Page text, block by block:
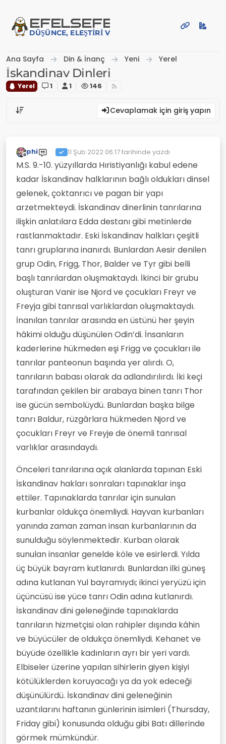
EFELSEFE
DÜŞÜNCE, ELEŞTIRI VE PAYLAŞIM PLATFORMU
Ana Sayfa Din & İnanç Yeni Yerel
İskandinav Dinleri
Yerel 1 1 146
Cevaplamak için giriş yapın
Çevrimdışı
phi 11 Şub 2022 06:17tarihinde yazdı
Son düzenleyen:
M.S. 9.-10. yüzyıllarda Hıristiyanlığı kabul edene
kadar İskandinav halklarının bağlı oldukları dinsel
gelenek, çoktanrıcı ve pagan bir yapı
arzetmekteydi. İskandinav dinerlinin tanrılarına
ilişkin anlatılara Edda destanı gibi metinlerde
rastlanmaktadır. Eski İskandinav halkları çeşitli
tanrı gruplarına inanırdı. Bunlardan Aesir denilen
grup Odin, Frigg, Thor, Balder ve Tyr gibi belli
başlı tanrılardan oluşmaktaydı. İkinci bir grubu
oluşturan Vanir ise Njord ve çocukları Freyr ve
Freyja gibi tanrısal varlıklardan oluşmaktaydı.
İnanılan tanrılar arasında en üstünü her şeyin
hâkimi olduğu düşünülen Odin’di. İnsanların
kaderlerine hükmeden eşi Frigg ve çocukları ile
tanrılar panteonun başında yer alırdı. O,
tanrıların babası olarak da adlandırılırdı. İki keçi
tarafından çekilen bir arabaya binen tanrı Thor
ise gücün sembolüydü. Bunlardan başka bilge
tanrı Baldur, rüzgârlara hükmeden Njord ve
çocukları Freyr ve Freyje de önemli tanrısal
varlıklar arasındaydı.
Önceleri tanrılarına açık alanlarda tapınan Eski
İskandinav hakları sonraları tapınaklar inşa
ettiler. Tapınaklarda tanrılar için sunulan
kurbanlar oldukça önemliydi. Hayvan kurbanları
yanında zaman zaman insan kurbanlarının da
sunulduğu söylenmektedir. Kurban olarak
sunulan insanlar genelde köle ve esirlerdi. Yılda
üç büyük bayram kutlanırdı. Bunlardan ilki güneş
adına kutlanan Yul bayramıydı; ikinci yeryüzü için
üçüncüsü ise yüce tanrı Odin adına kutlanırdı.
İskandinav dini geleneğinde tapınaklarda
tanrıların hizmetçisi olan rahipler dışında kâhin
ve büyücüler de oldukça önemliydi. Kehanet ve
büyüde özellikle kadınların ayrı bir yeri vardı.
Elbiseler üzerine yapılan sihirlerin giyen kişiyi
kötülüklerden koruyacağı ya da yok edeceği
düşünülürdü. İskandinav dini geleneğinin
uzantılarını haftanın günlerinin isimleri (Thursday,
Friday gibi) konusunda olduğu gibi Batı dillerinde
görmek mümkündür.